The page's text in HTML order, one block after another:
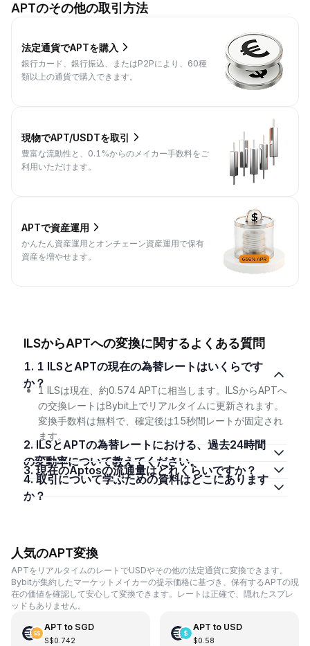
APTのその他の取引方法
法定通貨でAPTを購入
銀行カード、銀行振込、またはP2Pにより、60種
類以上の通貨で購入できます。
現物でAPT/USDTを取引
豊富な流動性と、0.1%からのメイカー手数料をご
利用いただけます。
APTで資産運用
かんたん資産運用とオンチェーン資産運用で保有
資産を増やせます。
ILSからAPTへの変換に関するよくある質問
1. 1 ILSとAPTの現在の為替レートはいくらです
か？
1 ILSは現在、約0.574 APTに相当します。ILSからAPTへ
の交換レートはBybit上でリアルタイムに更新されます。
変換手数料は無料で、確定後は15秒間レートが固定され
ます。
2. ILSとAPTの為替レートにおける、過去24時間
の変動率について教えてください。
3. 現在のAptosの流通量はどれくらいですか？
4. 取引について学ぶための資料はどこにあります
か？
人気のAPT変換
APTをリアルタイムのレートでUSDやその他の法定通貨に変換できます。
Bybitが集約したマーケットメイカーの提示価格に基づき、保有するAPTの現
在の価値を確認して安心して変換できます。レートは正確で、隠れたスプレ
ッドもありません。
APT to SGD
S$0.742
APT to USD
$0.58